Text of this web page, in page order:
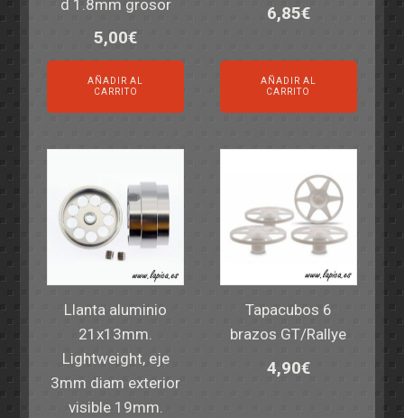
d 1.8mm grosor
5,00€
AÑADIR AL
CARRITO
6,85€
AÑADIR AL
CARRITO
Llanta aluminio
21x13mm.
Lightweight, eje
3mm diam exterior
visible 19mm.
Tapacubos 6
brazos GT/Rallye
4,90€